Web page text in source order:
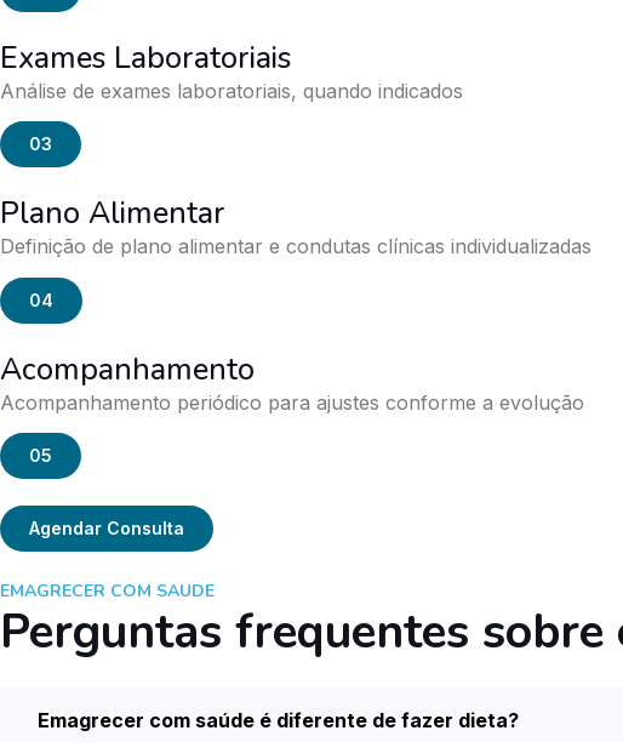
Exames Laboratoriais
Análise de exames laboratoriais, quando indicados
03
Plano Alimentar
Definição de plano alimentar e condutas clínicas individualizadas
04
Acompanhamento
Acompanhamento periódico para ajustes conforme a evolução
05
Agendar Consulta
EMAGRECER COM SAUDE
Perguntas frequentes sobre
Emagrecer com saúde é diferente de fazer dieta?